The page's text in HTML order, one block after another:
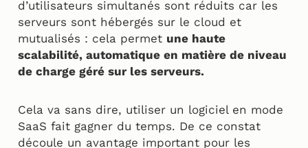
d’utilisateurs simultanés sont réduits car les
serveurs sont hébergés sur le cloud et
mutualisés : cela permet une haute
scalabilité, automatique en matière de niveau
de charge géré sur les serveurs.
Cela va sans dire, utiliser un logiciel en mode
SaaS fait gagner du temps. De ce constat
découle un avantage important pour les